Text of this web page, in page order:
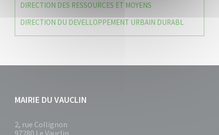
DIRECTION DES RESSOURCES ET MOYENS
DIRECTION DU DEVELLOPPEMENT URBAIN DURABL
MAIRIE DU VAUCLIN
2, rue Collignon
97280 Le Vauclin